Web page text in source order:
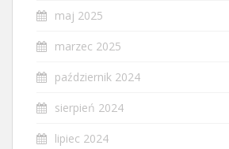
maj 2025
marzec 2025
październik 2024
sierpień 2024
lipiec 2024